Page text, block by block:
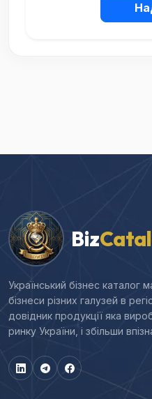
Biz
Український бізнес каталог
бізнеси різних галузей в
довідник продукції яка
ринку України, і збільши